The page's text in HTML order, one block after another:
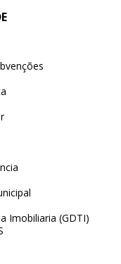
Imobiliaria (GDTI)